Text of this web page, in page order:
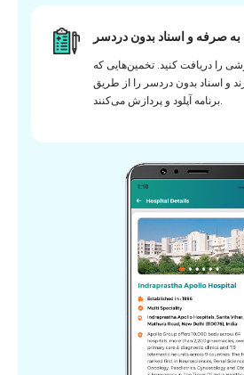
صرفه و اسناد بدون دردسر
را دریافت کنید. تخمین‌هایی که
و اسناد بدون دردسر را از طریق
برنامه آپلود و پردازش می‌کنند.